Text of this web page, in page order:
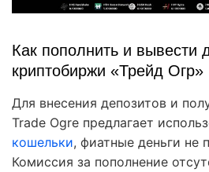
Как пополнить и вывести
криптобиржи «Трейд Огр»
Для внесения депозитов и
Trade Ogre предлагает
кошельки, фиатные деньги не
Комиссия за пополнение